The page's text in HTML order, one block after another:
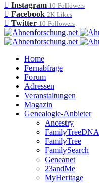
Instagram 10 Followers
Facebook 2K Likes
Twitter 10 Followers
Home
Fernabfrage
Forum
Adressen
Veranstaltungen
Magazin
Genealogie-Anbieter
Ancestry
FamilyTreeDNA
FamilyTree
FamilySearch
Geneanet
23andMe
MyHeritage